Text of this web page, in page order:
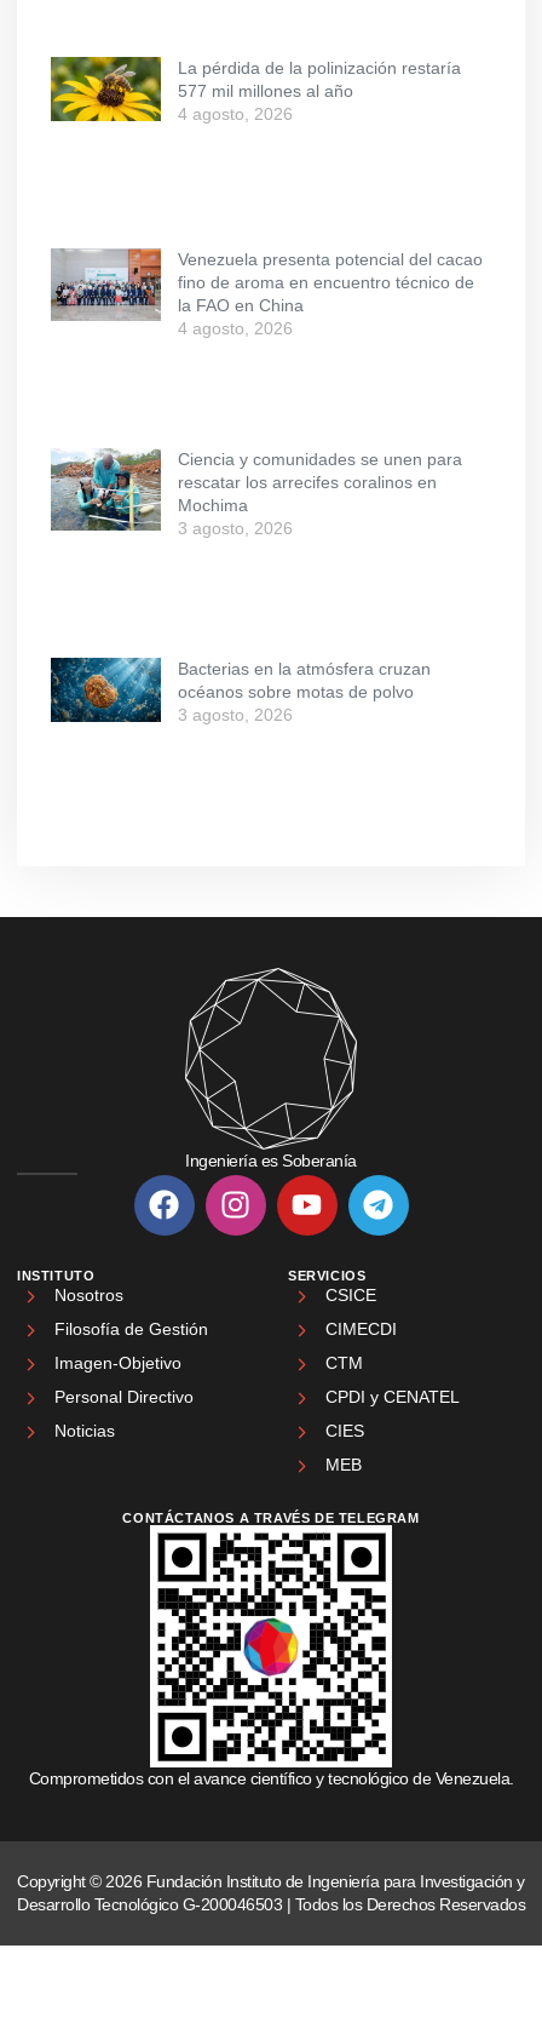
La pérdida de la polinización restaría
577 mil millones al año
4 agosto, 2026
Venezuela presenta potencial del cacao
fino de aroma en encuentro técnico de
la FAO en China
4 agosto, 2026
Ciencia y comunidades se unen para
rescatar los arrecifes coralinos en
Mochima
3 agosto, 2026
Bacterias en la atmósfera cruzan
océanos sobre motas de polvo
3 agosto, 2026
Ingeniería es Soberanía
INSTITUTO
Nosotros
Filosofía de Gestión
Imagen-Objetivo
Personal Directivo
Noticias
SERVICIOS
CSICE
CIMECDI
CTM
CPDI y CENATEL
CIES
MEB
CONTÁCTANOS A TRAVÉS DE TELEGRAM
Comprometidos con el avance científico y tecnológico de Venezuela.
Copyright © 2026 Fundación Instituto de Ingeniería para Investigación y
Desarrollo Tecnológico G-200046503 | Todos los Derechos Reservados